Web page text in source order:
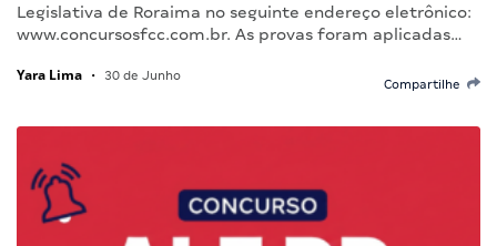
Legislativa de Roraima no seguinte endereço eletrônico:
www.concursosfcc.com.br. As provas foram aplicadas…
Yara Lima • 30 de Junho
Compartilhe